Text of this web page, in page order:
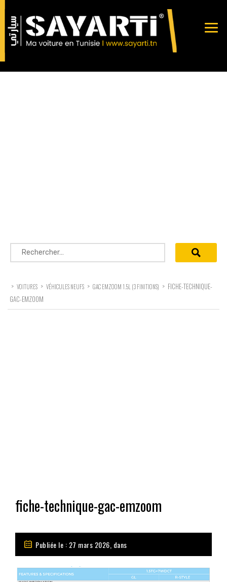
Rechercher :
> VOITURES > VÉHICULES NEUFS > GAC EMZOOM 1.5L (3 FINITIONS) > FICHE-TECHNIQUE-
GAC-EMZOOM
fiche-technique-gac-emzoom
Publiée le : 27 mars 2026, dans